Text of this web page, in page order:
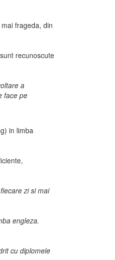
frageda, din
recunoscute
a
face pe
in limba
zi si mai
engleza.
cu diplomele